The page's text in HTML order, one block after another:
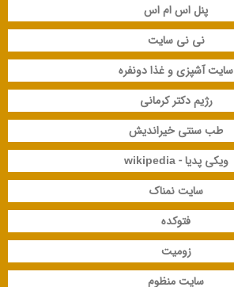
پنل اس ام اس
نی نی سایت
سایت آشپزی و غذا دونفره
رژیم دکتر کرمانی
طب سنتی خیراندیش
ویکی پدیا - wikipedia
سایت نمناک
فتوکده
زومیت
سایت منظوم